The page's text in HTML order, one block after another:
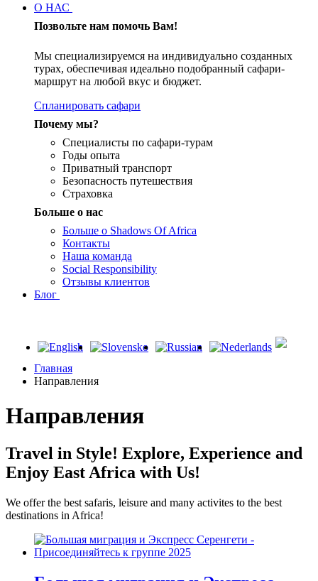
О НАС
Позвольте нам помочь Вам!
Мы специализируемся на индивидуально созданных
турах, обеспечивая идеально подобранный сафари-
маршрут на любой вкус и бюджет.
Спланировать сафари
Почему мы?
Специалисты по сафари-турам
Годы опыта
Приватный транспорт
Безопасность путешествия
Страховка
Больше о нас
Больше о Shadows Of Africa
Контакты
Наша команда
Social Responsibility
Отзывы клиентов
Блог
Главная
Направления
Направления
Travel in Style! Explore, Experience and
Enjoy East Africa with Us!
We offer the best safaris, leisure and many activites to the best
destinations in Africa!